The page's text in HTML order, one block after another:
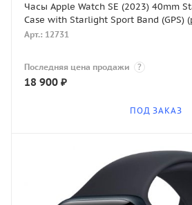
Часы Apple Watch SE (2023) 40mm
Case with Starlight Sport Band (GPS)
Арт.: 12731
Последняя цена продажи ?
18 900 ₽
ПОД ЗАКАЗ